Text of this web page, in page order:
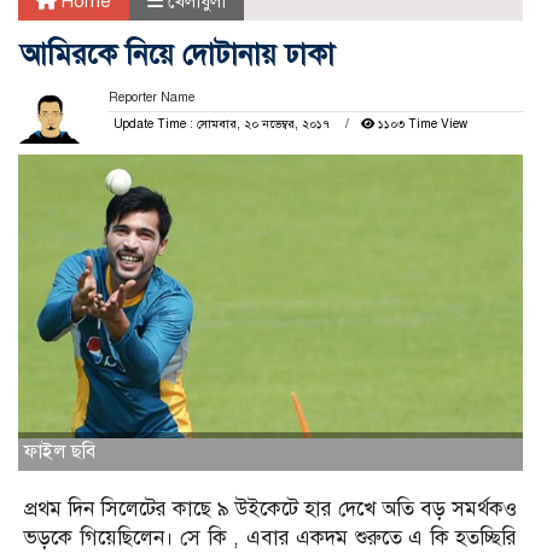
আমিরকে নিয়ে দোটানায় ঢাকা
Reporter Name
Update Time : সোমবার, ২০ নভেম্বর, ২০১৭
১১০৩ Time View
ফাইল ছবি
প্রথম দিন সিলেটের কাছে ৯ উইকেটে হার দেখে অতি বড় সমর্থকও
ভড়কে গিয়েছিলেন। সে কি , এবার একদম শুরুতে এ কি হতচ্ছিরি